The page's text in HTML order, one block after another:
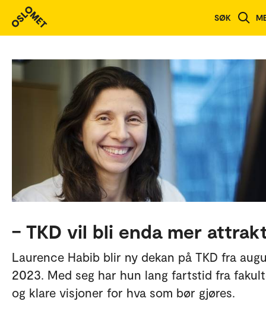
SØK
– TKD vil bli enda mer
Laurence Habib blir ny dekan på TKD fra
2023. Med seg har hun lang fartstid fra
og klare visjoner for hva som bør gjøres.